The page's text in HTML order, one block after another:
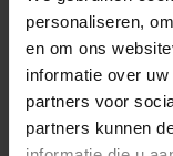
personaliseren,
en om ons
informatie over
partners voor
partners kunnen
regeringen
minimale
Internationale
economische
negeren de